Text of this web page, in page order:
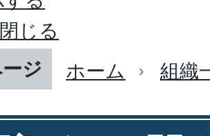
じる
ジ
ホーム 組織